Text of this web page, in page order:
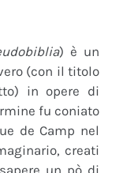
) è un
(con il titolo
in opere di
fu coniato
de Camp nel
creati
un pò di